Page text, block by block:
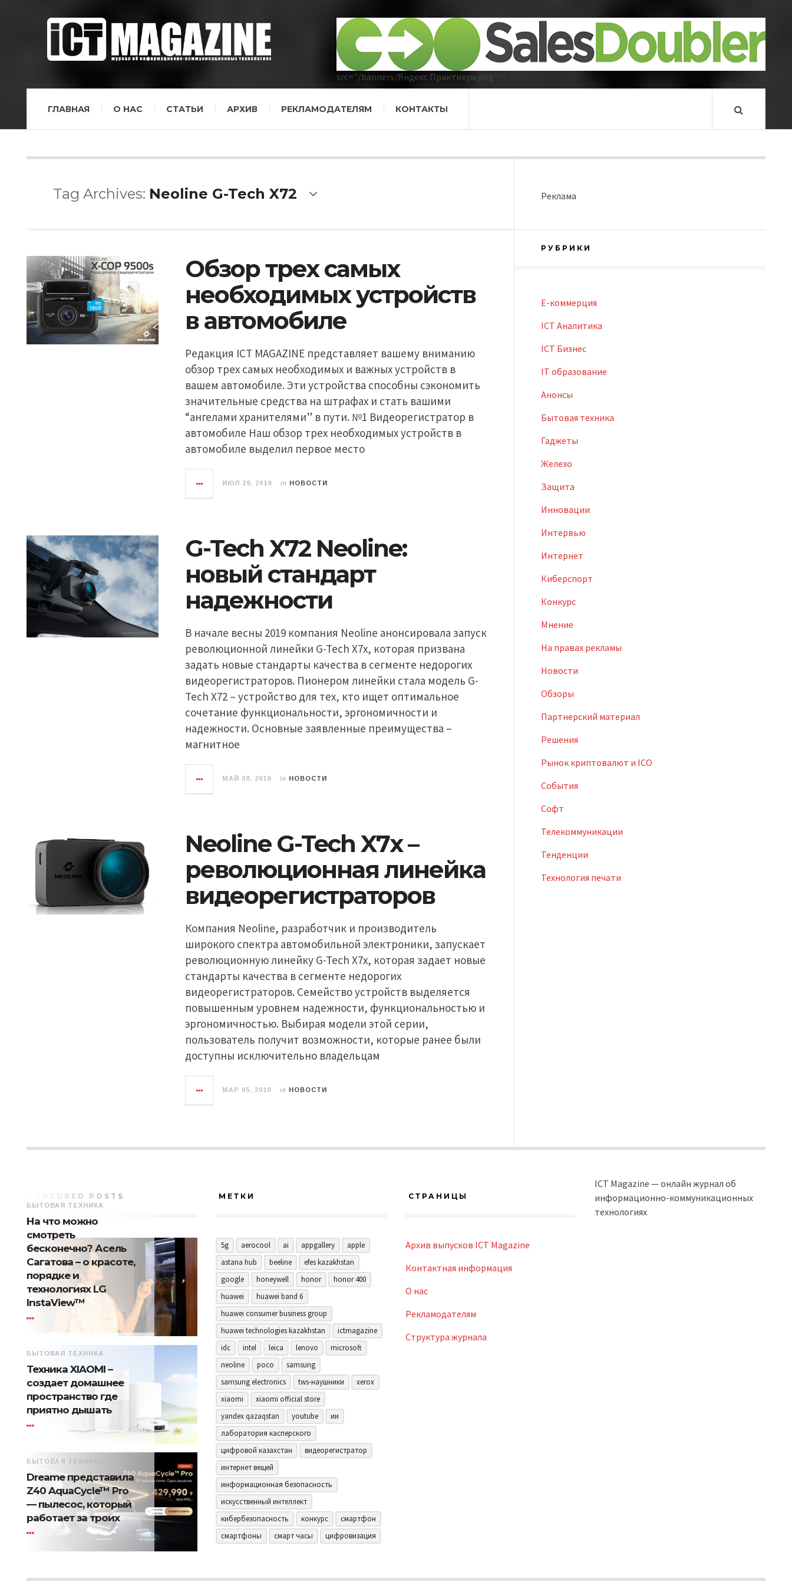
src="/banners/Яндекс Практикум.png"/>
ГЛАВНАЯ О НАС СТАТЬИ АРХИВ РЕКЛАМОДАТЕЛЯМ КОНТАКТЫ
Tag Archives: Neoline G-Tech X72
Обзор трех самых
необходимых устройств
в автомобиле
Редакция ICT MAGAZINE представляет вашему вниманию
обзор трех самых необходимых и важных устройств в
вашем автомобиле. Эти устройства способны сэкономить
значительные средства на штрафах и стать вашими
“ангелами хранителями” в пути. №1 Видеорегистратор в
автомобиле Наш обзор трех необходимых устройств в
автомобиле выделил первое место
ИЮЛ 29, 2019 in НОВОСТИ
G-Tech X72 Neoline:
новый стандарт
надежности
В начале весны 2019 компания Neoline анонсировала запуск
революционной линейки G-Tech X7x, которая призвана
задать новые стандарты качества в сегменте недорогих
видеорегистраторов. Пионером линейки стала модель G-
Tech X72 – устройство для тех, кто ищет оптимальное
сочетание функциональности, эргономичности и
надежности. Основные заявленные преимущества –
магнитное
МАЙ 08, 2019 in НОВОСТИ
Neoline G-Tech X7x –
революционная линейка
видеорегистраторов
Компания Neoline, разработчик и производитель
широкого спектра автомобильной электроники, запускает
революционную линейку G-Tech X7x, которая задает новые
стандарты качества в сегменте недорогих
видеорегистраторов. Семейство устройств выделяется
повышенным уровнем надежности, функциональностью и
эргономичностью. Выбирая модели этой серии,
пользователь получит возможности, которые ранее были
доступны исключительно владельцам
МАР 05, 2019 in НОВОСТИ
Реклама
РУБРИКИ
E-коммерция
ICT Аналитика
ICT Бизнес
IT образование
Анонсы
Бытовая техника
Гаджеты
Железо
Защита
Инновации
Интервью
Интернет
Киберспорт
Конкурс
Мнение
На правах рекламы
Новости
Обзоры
Партнерский материал
Решения
Рынок криптовалют и ICO
События
Софт
Телекоммуникации
Тенденции
Технология печати
FEATURED POSTS
БЫТОВАЯ ТЕХНИКА
На что можно
смотреть
бесконечно? Асель
Сагатова – о красоте,
порядке и
технологиях LG
InstaView™
БЫТОВАЯ ТЕХНИКА
Техника XIAOMI –
создает домашнее
пространство где
приятно дышать
БЫТОВАЯ ТЕХНИКА
Dreame представила
Z40 AquaCycle™ Pro
— пылесос, который
работает за троих
МЕТКИ
5g aerocool ai appgallery
apple
astana hub
beeline
efes kazakhstan
google
honeywell honor
honor 400
huawei
huawei band 6
huawei consumer business group
huawei technologies kazakhstan
ictmagazine
idc
intel leica lenovo
microsoft
neoline
poco
samsung
samsung electronics
tws-наушники
xerox
xiaomi
xiaomi official store
yandex qazaqstan
youtube
ии
лаборатория касперского
цифровой казахстан
видеорегистратор
интернет вещей
информационная безопасность
искусственный интеллект
кибербезопасность
конкурс
смартфон
смартфоны
смарт часы цифровизация
СТРАНИЦЫ
Архив выпусков ICT Magazine
Контактная информация
О нас
Рекламодателям
Структура журнала
ICT Magazine — онлайн журнал об
информационно-коммуникационных
технологиях